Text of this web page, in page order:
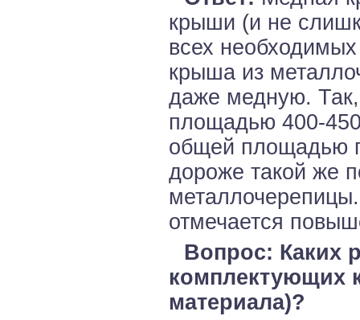
крыши (и не
всех
крыша из
даже медную.
площадью 400-
общей площадью
дороже такой же
отмечается
Вопрос: Каких
комплектующих
материала)?